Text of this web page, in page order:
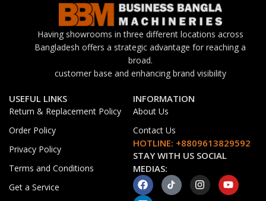
Having showrooms in three different locations across
Bangladesh offers a strategic advantage for reaching a
broad.
customer base and enhancing brand visibility
USEFUL LINKS
Return & Replacement Policy
Order Policy
Privacy Policy
Terms and Conditions
Get a Service
INFORMATION
About Us
Contact Us
HOTLINE: +8809613829592
STAY WITH US SOCIAL
MEDIAS: